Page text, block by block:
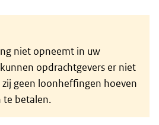
niet opneemt in uw
opdrachtgevers er niet
geen loonheffingen hoeven
te betalen.